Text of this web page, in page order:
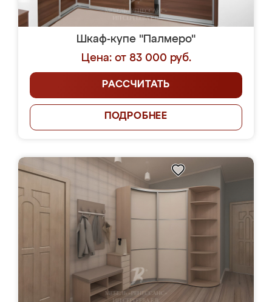
Шкаф-купе "Палмеро"
Цена: от 83 000 руб.
РАССЧИТАТЬ
ПОДРОБНЕЕ